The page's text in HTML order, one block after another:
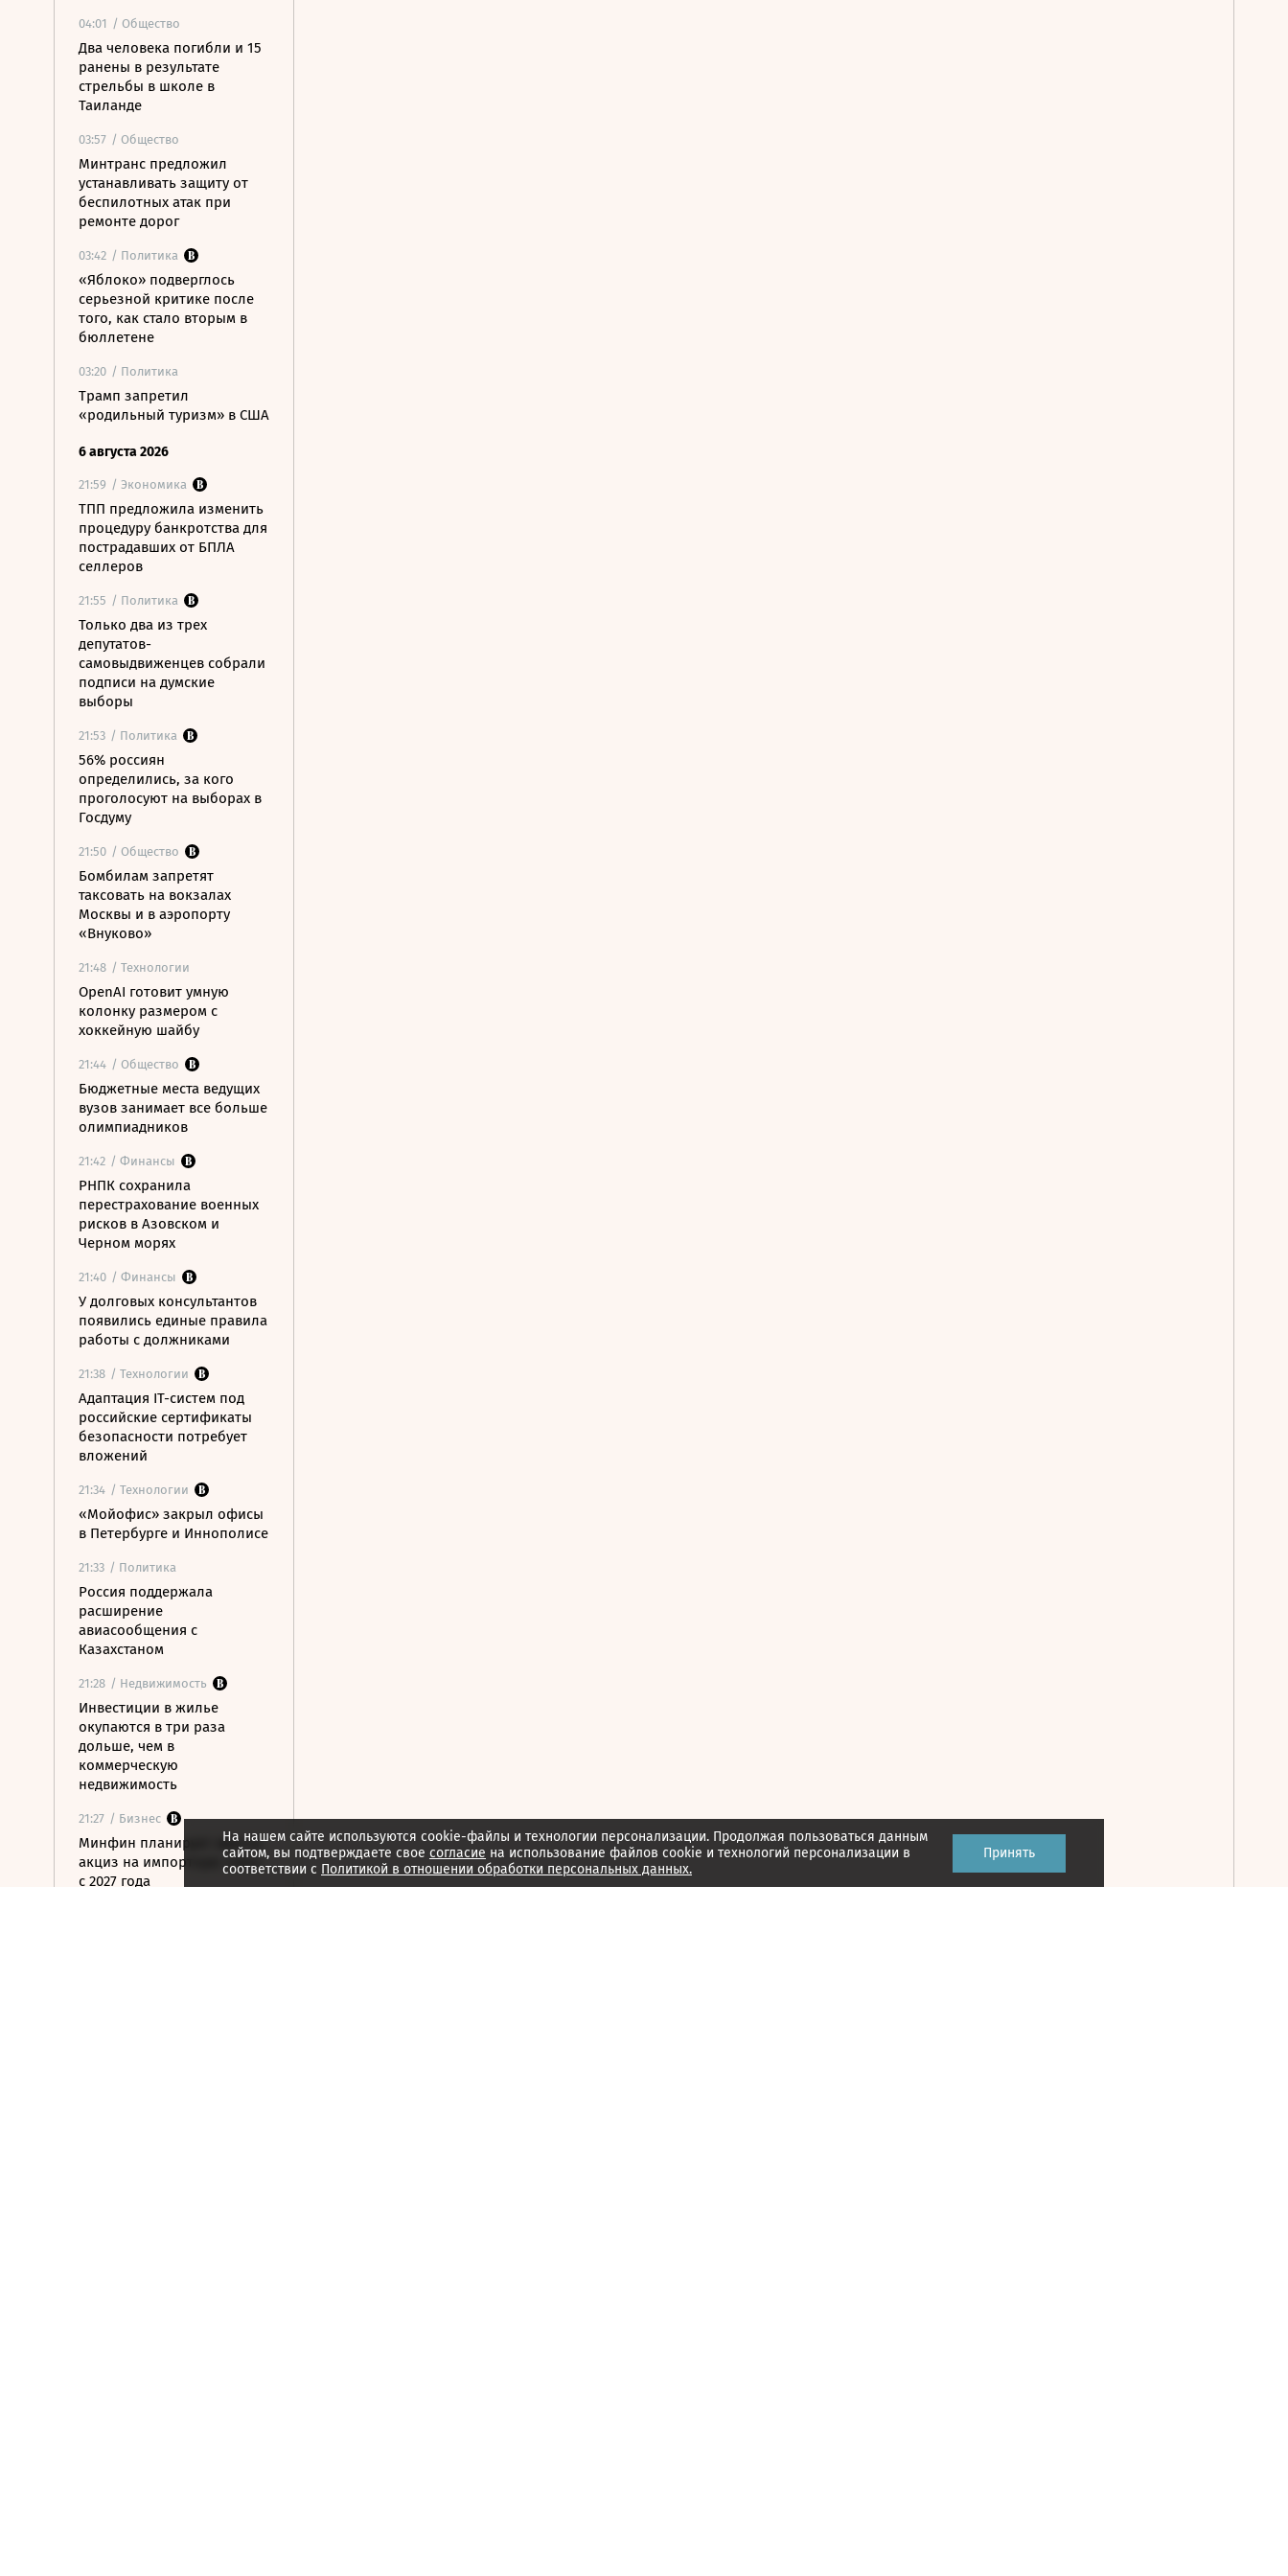
04:01 / Общество
Два человека погибли и 15
ранены в результате
стрельбы в школе в
Таиланде
03:57 / Общество
Минтранс предложил
устанавливать защиту от
беспилотных атак при
ремонте дорог
03:42 / Политика
«Яблоко» подверглось
серьезной критике после
того, как стало вторым в
бюллетене
03:20 / Политика
Трамп запретил
«родильный туризм» в США
6 августа 2026
21:59 / Экономика
ТПП предложила изменить
процедуру банкротства для
пострадавших от БПЛА
селлеров
21:55 / Политика
Только два из трех
депутатов-
самовыдвиженцев собрали
подписи на думские
выборы
21:53 / Политика
56% россиян
определились, за кого
проголосуют на выборах в
Госдуму
21:50 / Общество
Бомбилам запретят
таксовать на вокзалах
Москвы и в аэропорту
«Внуково»
21:48 / Технологии
OpenAI готовит умную
колонку размером с
хоккейную шайбу
21:44 / Общество
Бюджетные места ведущих
вузов занимает все больше
олимпиадников
21:42 / Финансы
РНПК сохранила
перестрахование военных
рисков в Азовском и
Черном морях
21:40 / Финансы
У долговых консультантов
появились единые правила
работы с должниками
21:38 / Технологии
Адаптация IT-систем под
российские сертификаты
безопасности потребует
вложений
21:34 / Технологии
«Мойофис» закрыл офисы
в Петербурге и Иннополисе
21:33 / Политика
Россия поддержала
расширение
авиасообщения с
Казахстаном
21:28 / Недвижимость
Инвестиции в жилье
окупаются в три раза
дольше, чем в
коммерческую
недвижимость
21:27 / Бизнес
Минфин планирует ввести
акциз на импортную сталь
с 2027 года
На нашем сайте используются cookie-файлы и технологии персонализации. Продолжая пользоваться данным
сайтом, вы подтверждаете свое согласие на использование файлов cookie и технологий персонализации в
соответствии с Политикой в отношении обработки персональных данных.
Принять